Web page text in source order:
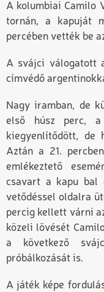
A kolumbiai Camilo
tornán, a kapuját
percében vették be
A svájci válogatott
címvédő
Nagy iramban, de
első húsz perc, a
kiegyenlítődött, de
Aztán a 21.
emlékeztető
csavart a kapu bal
vetődéssel oldalra
percig kellett várni
közeli lövését
a következő
próbálkozását is.
A játék képe